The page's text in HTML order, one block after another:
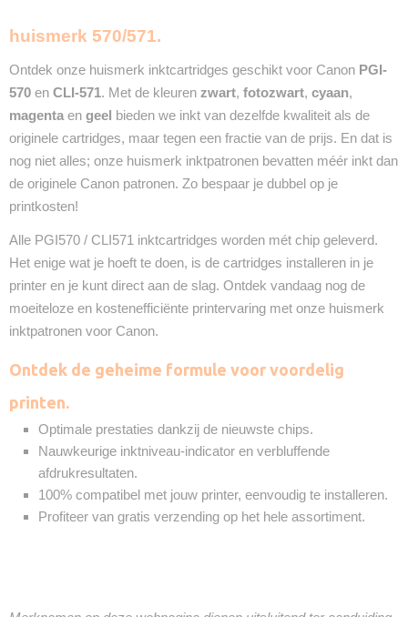
huismerk 570/571.
Ontdek onze huismerk inktcartridges geschikt voor Canon PGI-
570 en CLI-571. Met de kleuren zwart, fotozwart, cyaan,
magenta en geel bieden we inkt van dezelfde kwaliteit als de
originele cartridges, maar tegen een fractie van de prijs. En dat is
nog niet alles; onze huismerk inktpatronen bevatten méér inkt dan
de originele Canon patronen. Zo bespaar je dubbel op je
printkosten!
Alle PGI570 / CLI571 inktcartridges worden mét chip geleverd.
Het enige wat je hoeft te doen, is de cartridges installeren in je
printer en je kunt direct aan de slag. Ontdek vandaag nog de
moeiteloze en kostenefficiënte printervaring met onze huismerk
inktpatronen voor Canon.
Ontdek de geheime formule voor voordelig
printen.
Optimale prestaties dankzij de nieuwste chips.
Nauwkeurige inktniveau-indicator en verbluffende
afdrukresultaten.
100% compatibel met jouw printer, eenvoudig te installeren.
Profiteer van gratis verzending op het hele assortiment.